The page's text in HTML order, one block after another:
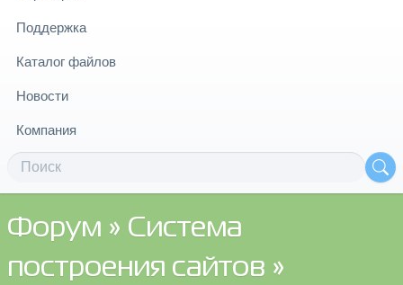
Поддержка
Каталог файлов
Новости
Компания
Форум » Система
построения сайтов »